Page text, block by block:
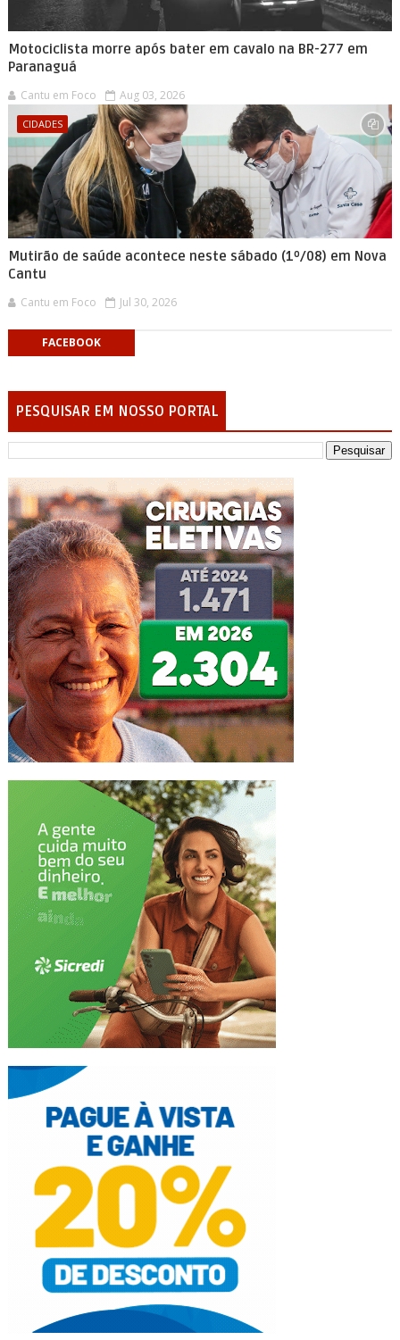
Motociclista morre após bater em cavalo na BR-277 em
Paranaguá
Cantu em Foco Aug 03, 2026
CIDADES
Mutirão de saúde acontece neste sábado (1º/08) em Nova
Cantu
Cantu em Foco Jul 30, 2026
FACEBOOK
PESQUISAR EM NOSSO PORTAL